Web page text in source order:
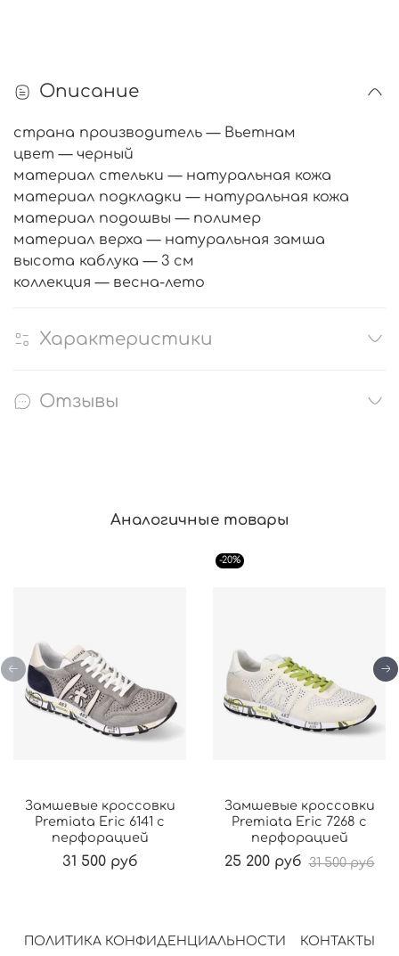
Описание
страна производитель — Вьетнам
цвет — черный
материал стельки — натуральная кожа
материал подкладки — натуральная кожа
материал подошвы — полимер
материал верха — натуральная замша
высота каблука — 3 см
коллекция — весна-лето
Характеристики
Отзывы
Аналогичные товары
Замшевые кроссовки
Premiata Eric 6141 с
перфорацией
31 500 руб
-20%
Замшевые кроссовки
Premiata Eric 7268 с
перфорацией
25 200 руб 31 500 руб
ПОЛИТИКА КОНФИДЕНЦИАЛЬНОСТИ КОНТАКТЫ